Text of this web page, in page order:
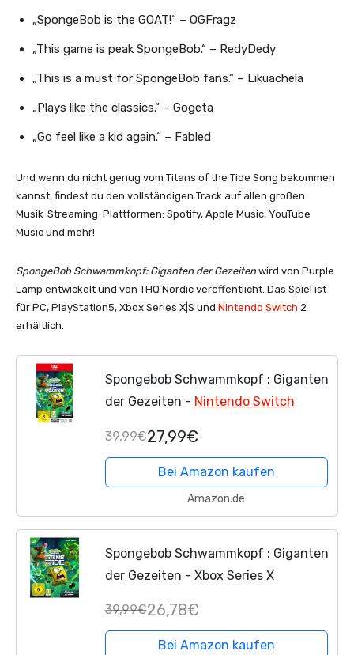
„SpongeBob is the GOAT!“ – OGFragz
„This game is peak SpongeBob.“ – RedyDedy
„This is a must for SpongeBob fans.“ – Likuachela
„Plays like the classics.“ – Gogeta
„Go feel like a kid again.“ – Fabled
Und wenn du nicht genug vom Titans of the Tide Song bekommen
kannst, findest du den vollständigen Track auf allen großen
Musik-Streaming-Plattformen: Spotify, Apple Music, YouTube
Music und mehr!
SpongeBob Schwammkopf: Giganten der Gezeiten wird von Purple
Lamp entwickelt und von THQ Nordic veröffentlicht. Das Spiel ist
für PC, PlayStation5, Xbox Series X|S und Nintendo Switch 2
erhältlich.
Spongebob Schwammkopf : Giganten
der Gezeiten - Nintendo Switch
39,99€27,99€
Bei Amazon kaufen
Amazon.de
Spongebob Schwammkopf : Giganten
der Gezeiten - Xbox Series X
39,99€26,78€
Bei Amazon kaufen